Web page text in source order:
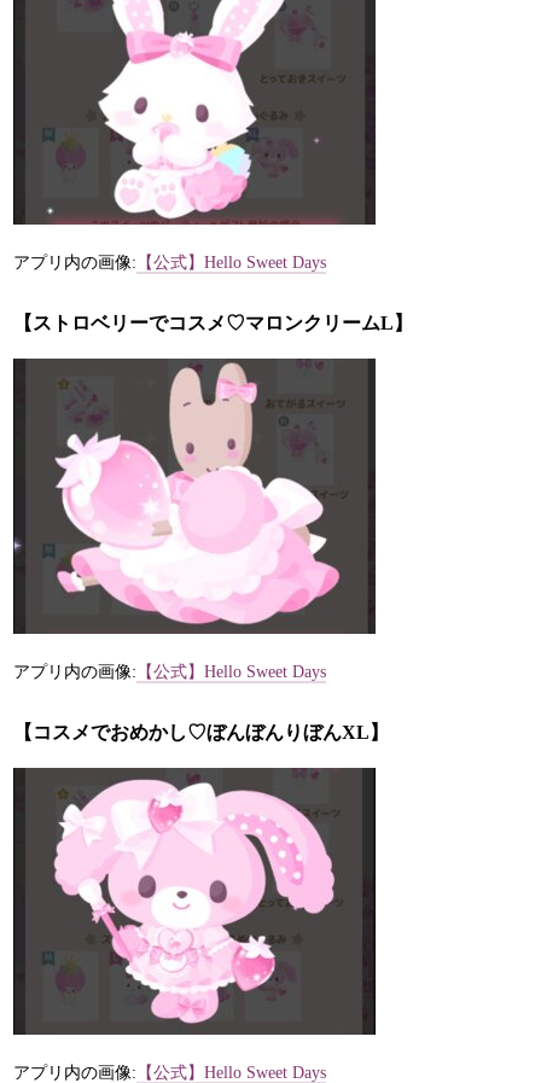
アプリ内の画像: 【公式】Hello Sweet Days
【ストロベリーでコスメ♡マロンクリームL】
アプリ内の画像: 【公式】Hello Sweet Days
【コスメでおめかし♡ぼんぼんりぼんXL】
アプリ内の画像: 【公式】Hello Sweet Days